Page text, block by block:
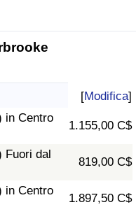
[Modifica]
in Centro
1.155,00 C$
Fuori dal
819,00 C$
in Centro
1.897,50 C$
Nazione
Paese